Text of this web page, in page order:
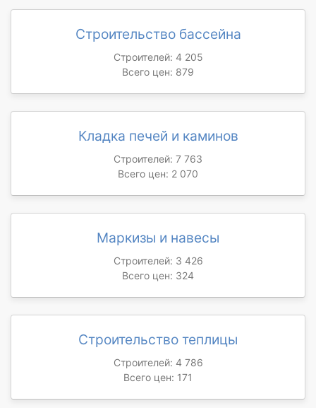
Строительство бассейна
Строителей: 4 205
Всего цен: 879
Кладка печей и каминов
Строителей: 7 763
Всего цен: 2 070
Маркизы и навесы
Строителей: 3 426
Всего цен: 324
Строительство теплицы
Строителей: 4 786
Всего цен: 171